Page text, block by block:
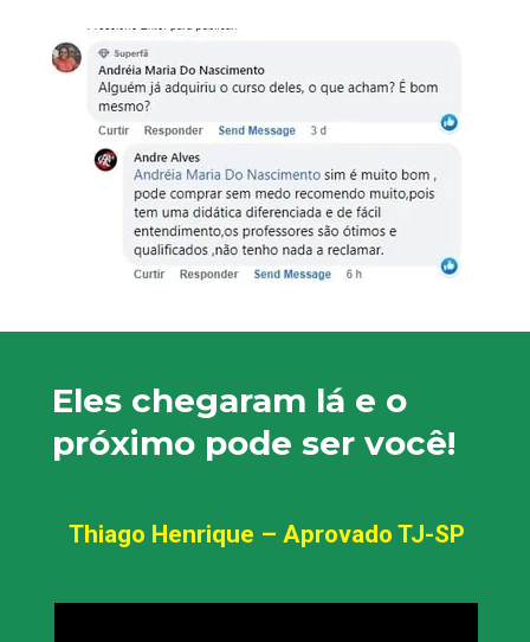
Eles chegaram lá e o
próximo pode ser você!
Thiago Henrique – Aprovado TJ-SP